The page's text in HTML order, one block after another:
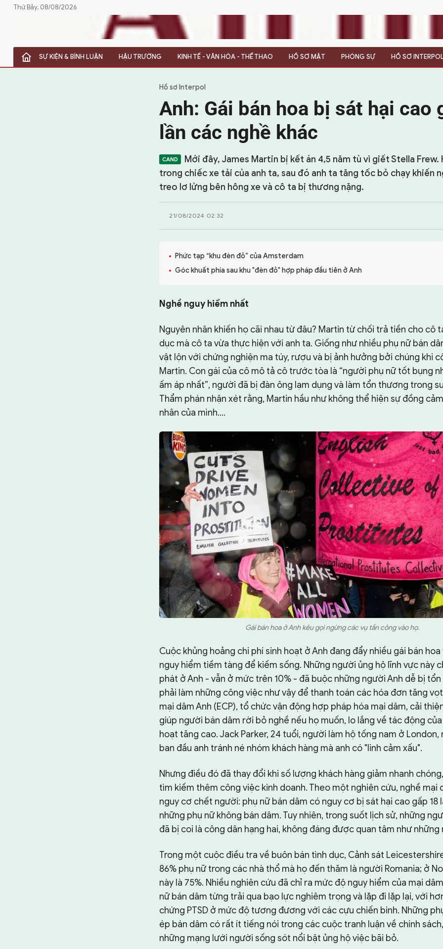
Thứ Bảy, 08/08/2026
SỰ KIỆN & BÌNH LUẬN HẬU TRƯỜNG KINH TẾ - VĂN HÓA - THỂ THAO HỒ SƠ MẬT PHÓNG SỰ HỒ SƠ
SỰ KIỆN & BÌNH LUẬN
Hồ sơ Interpol
Anh: Gái bán hoa bị sát hại cao
lần các nghề khác
Mới đây, James Martin bị kết án 4,5 năm tù vì giết Stella Frew.
trong chiếc xe tải của anh ta, sau đó anh ta tăng tốc bỏ chạy khiến
treo lơ lửng bên hông xe và cô ta bị thương nặng.
21/08/2024 02:32
Phức tạp “khu đèn đỏ” của Amsterdam
Góc khuất phía sau khu "đèn đỏ" hợp pháp đầu tiên ở Anh
Nghề nguy hiểm nhất
Nguyên nhân khiến họ cãi nhau từ đâu? Martin từ chối trả tiền cho cô
dục mà cô ta vừa thực hiện với anh ta. Giống như nhiều phụ nữ bán
vật lộn với chứng nghiện ma túy, rượu và bị ảnh hưởng bởi chúng khi
Martin. Con gái của cô mô tả cô trước tòa là “người phụ nữ tốt bụng
ấm áp nhất”, người đã bị đàn ông lạm dụng và làm tổn thương trong
Thẩm phán nhận xét rằng, Martin hầu như không thể hiện sự đồng
nhân của mình….
Gái bán hoa ở Anh kêu gọi ngừng các vụ tấn công vào họ.
Cuộc khủng hoảng chi phí sinh hoạt ở Anh đang đẩy nhiều gái bán
nguy hiểm tiềm tàng để kiếm sống. Những người ủng hộ lĩnh vực này
phát ở Anh - vẫn ở mức trên 10% - đã buộc những người Anh dễ bị
phải làm những công việc như vậy để thanh toán các hóa đơn tăng
mại dâm Anh (ECP), tổ chức vận động hợp pháp hóa mại dâm, cải
giúp người bán dâm rời bỏ nghề nếu họ muốn, lo lắng về tác động
hoạt tăng cao. Jack Parker, 24 tuổi, người làm hộ tống nam ở London,
ban đầu anh tránh né nhóm khách hàng mà anh có "linh cảm xấu".
Nhưng điều đó đã thay đổi khi số lượng khách hàng giảm nhanh
tìm kiếm thêm công việc kinh doanh. Theo một nghiên cứu, nghề mại
nguy cơ chết người: phụ nữ bán dâm có nguy cơ bị sát hại cao gấp 18
những phụ nữ không bán dâm. Tuy nhiên, trong suốt lịch sử, những
đã bị coi là công dân hạng hai, không đáng được quan tâm như những
Trong một cuộc điều tra về buôn bán tình dục, Cảnh sát
86% phụ nữ trong các nhà thổ mà họ đến thăm là người Romania; ở
này là 75%. Nhiều nghiên cứu đã chỉ ra mức độ nguy hiểm của mại
nữ bán dâm từng trải qua bạo lực nghiêm trọng và lặp đi lặp lại, với
chứng PTSD ở mức độ tương đương với các cựu chiến binh. Những
ép bán dâm có rất ít tiếng nói trong các cuộc tranh luận về chính
những mạng lưới người sống sót nổi bật ủng hộ việc bãi bỏ.